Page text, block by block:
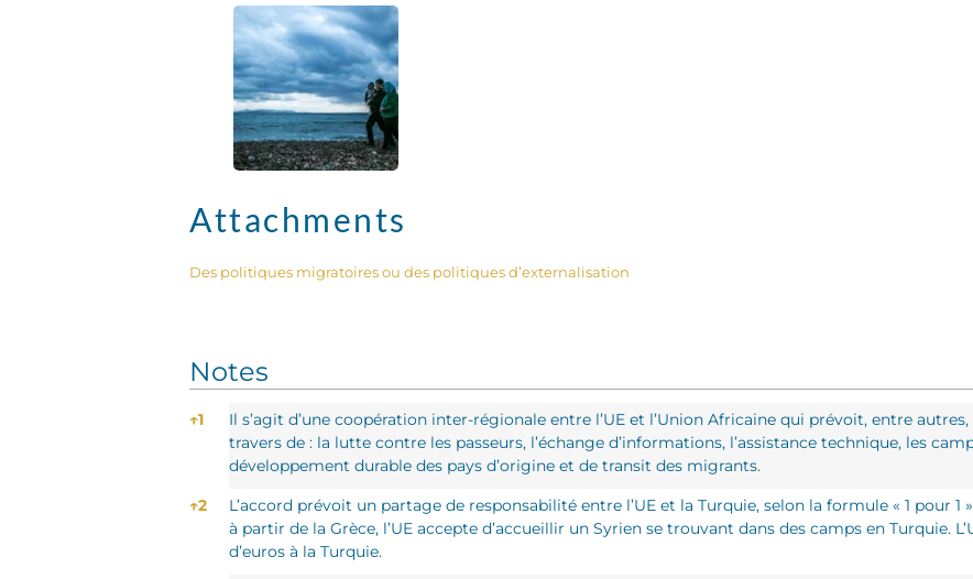
Attachments
Des politiques migratoires ou des politiques d’externalisation
Notes
Notes
↑1
Il s’agit d’une coopération inter-régionale entre l’UE et l’Union Africaine qui prévoit, entre
travers de : la lutte contre les passeurs, l’échange d’informations, l’assistance technique, les
développement durable des pays d’origine et de transit des migrants.
↑2
L’accord prévoit un partage de responsabilité entre l’UE et la Turquie, selon la formule « 1 pour
à partir de la Grèce, l’UE accepte d’accueillir un Syrien se trouvant dans des camps en Turquie.
d’euros à la Turquie.